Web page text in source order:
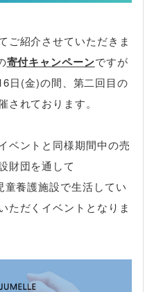
ご紹介させていただきま
寄付キャンペーンですが
日(金)の間、第二回目の
れております。
ベントと同様期間中の売
財団を通して
童養護施設で生活してい
ただくイベントとなりま